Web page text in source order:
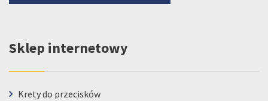
Sklep internetowy
Krety do przecisków